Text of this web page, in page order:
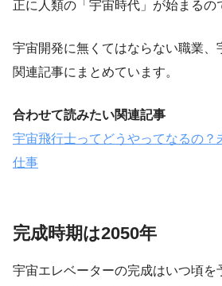
正に人類の「宇宙時代」が始まるの
宇宙開発に無くてはならない職業、
関連記事にまとめています。
合わせて読みたい関連記事
宇宙飛行士ってどうやってなるの？
仕事
完成時期は2050年
宇宙エレベーターの完成はいつ頃を